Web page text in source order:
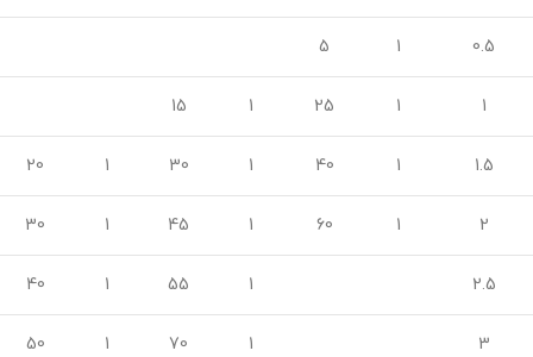
0.5
1
5
1
1
25
1
15
1.5
1
40
1
30
1
20
2
1
60
1
45
1
30
2.5
1
55
1
40
3
1
70
1
50